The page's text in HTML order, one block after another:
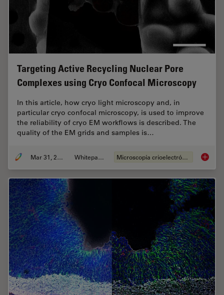
Targeting Active Recycling Nuclear Pore
Complexes using Cryo Confocal Microscopy
In this article, how cryo light microscopy and, in
particular cryo confocal microscopy, is used to improve
the reliability of cryo EM workflows is described. The
quality of the EM grids and samples is…
Mar 31, 2021 Whitepaper Microscopía crioelectrónica